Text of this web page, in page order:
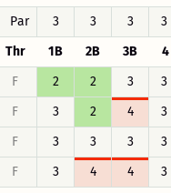
Par
3 3 3 3
Thr 1B 2B 3B 4
F 2 2 3 3
F 3 2 4 3
F 3 3 3 3
F 3 4 4 3